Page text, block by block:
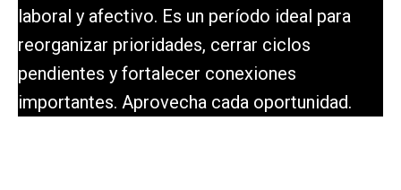
laboral y afectivo. Es un período ideal para
reorganizar prioridades, cerrar ciclos
pendientes y fortalecer conexiones
importantes. Aprovecha cada oportunidad.